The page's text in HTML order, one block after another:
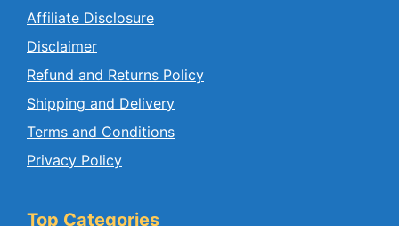
Affiliate Disclosure
Disclaimer
Refund and Returns Policy
Shipping and Delivery
Terms and Conditions
Privacy Policy
Top Categories